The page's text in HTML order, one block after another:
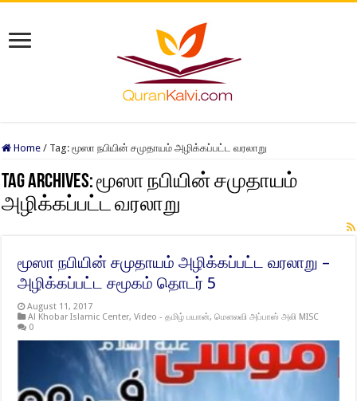
Home / Tag:மூஸா நபியின் சமுதாயம் அழிக்கப்பட்ட வரலாறு
Tag Archives:மூஸா நபியின் சமுதாயம்
அழிக்கப்பட்ட வரலாறு
மூஸா நபியின் சமுதாயம் அழிக்கப்பட்ட வரலாறு –
அழிக்கப்பட்ட சமூகம் தொடர் 5
August 11, 2017
Al Khobar Islamic Center,Video - தமிழ் பயான்,மௌலவி அப்பாஸ் அலி MISC
0